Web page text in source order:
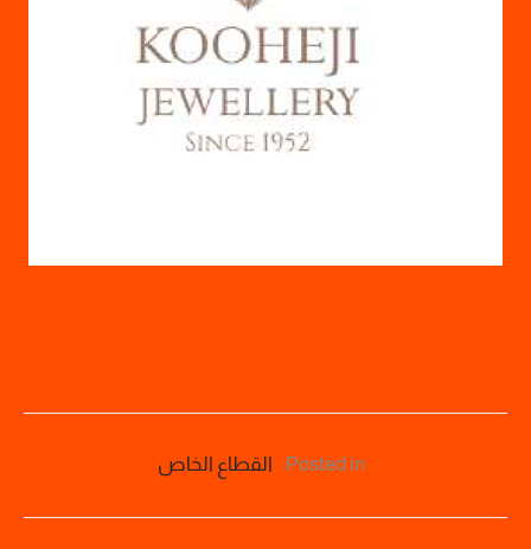
Posted in: القطاع الخاص